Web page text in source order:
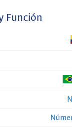
Función